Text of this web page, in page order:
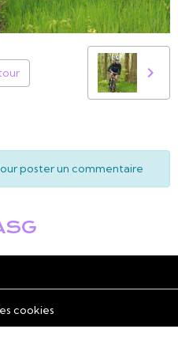
poster un commentaire
cookies